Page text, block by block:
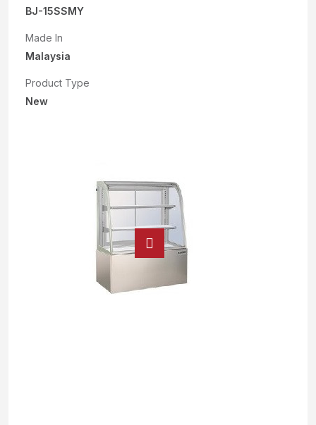
BJ-15SSMY
Made In
Malaysia
Product Type
New